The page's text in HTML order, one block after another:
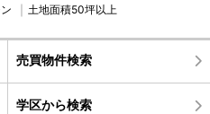
土地面積50坪以上
売買物件検索
学区から検索